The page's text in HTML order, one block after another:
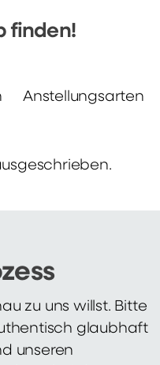
finden!
Anstellungsarten
zu uns willst. Bitte
glaubhaft
unseren